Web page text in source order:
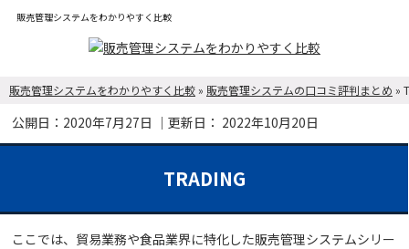
販売管理システムをわかりやすく比較
販売管理システムをわかりやすく比較 » 販売管理システムの口コミ評判まとめ »
公開日： 2020年7月27日 ｜更新日： 2022年10月20日
TRADING
ここでは、貿易業務や食品業界に特化した販売管理システムシリー